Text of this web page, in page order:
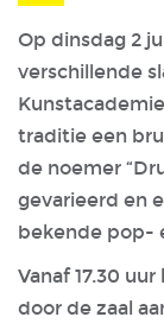
Op dinsdag 2
verschillende
traditie een
de noemer
gevarieerd en
bekende pop-
Vanaf 17.30
door de zaal